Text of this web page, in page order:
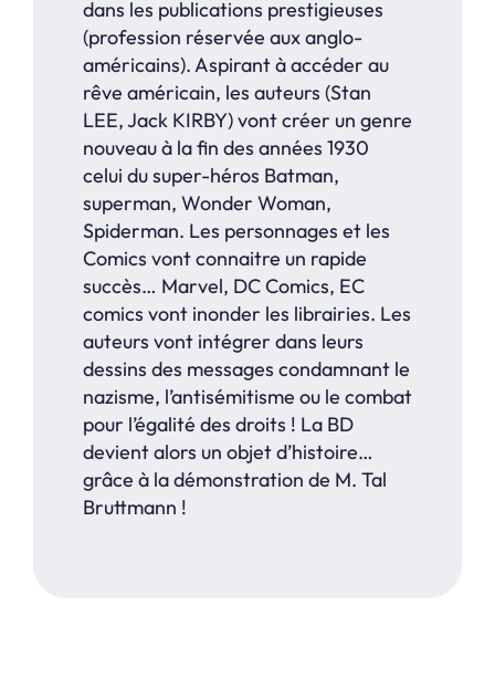
dans les publications prestigieuses
(profession réservée aux anglo-
américains). Aspirant à accéder au
rêve américain, les auteurs (Stan
LEE, Jack KIRBY) vont créer un genre
nouveau à la fin des années 1930
celui du super-héros Batman,
superman, Wonder Woman,
Spiderman. Les personnages et les
Comics vont connaitre un rapide
succès… Marvel, DC Comics, EC
comics vont inonder les librairies. Les
auteurs vont intégrer dans leurs
dessins des messages condamnant le
nazisme, l’antisémitisme ou le combat
pour l’égalité des droits ! La BD
devient alors un objet d’histoire…
grâce à la démonstration de M. Tal
Bruttmann !